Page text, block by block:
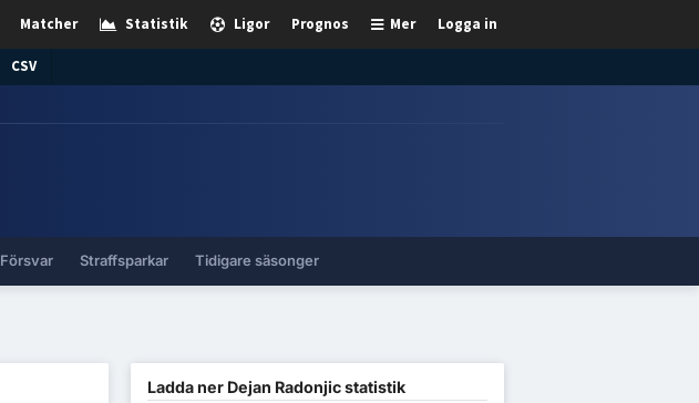
Logga in
Mer
Prognos
Ligor
Statistik
Matcher
CSV
Försvar Straffsparkar Tidigare säsonger
Ladda ner Dejan Radonjic statistik